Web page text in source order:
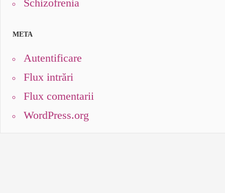
Schizofrenia
META
Autentificare
Flux intrări
Flux comentarii
WordPress.org